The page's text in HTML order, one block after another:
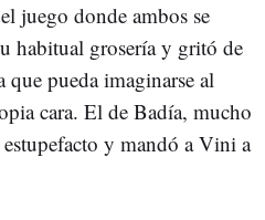
juego donde ambos se
habitual grosería y gritó de
que pueda imaginarse al
cara. El de Badía, mucho
y mandó a Vini a